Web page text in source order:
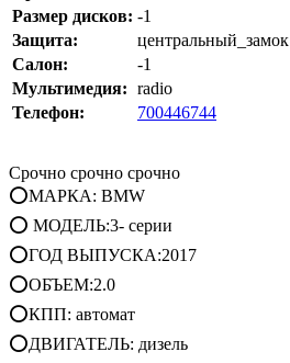
Размер дисков: -1
Защита:
центральный_замок
Салон:
-1
Мультимедия: radio
Телефон:
700446744
Срочно срочно срочно
⭕МАРКА: BMW
⭕ МОДЕЛЬ:3- серии
⭕ГОД ВЫПУСКА:2017
⭕ОБЪЕМ:2.0
⭕КПП: автомат
⭕ДВИГАТЕЛЬ: дизель